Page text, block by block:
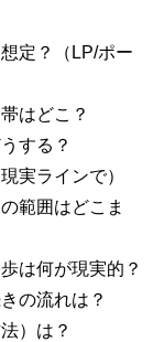
定？（LP/ポー
はどこ？
する？
実ラインで）
範囲はどこま
は何が現実的？
の流れは？
）は？